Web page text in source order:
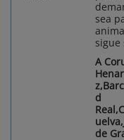
sea
sigue
A
d
de